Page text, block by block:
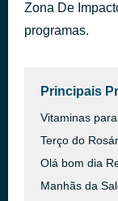
Zona De
programas.
Principais
Vitaminas
Terço do
Olá bom dia
Manhãs da